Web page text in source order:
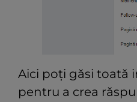
Aici poți găsi toată
pentru a crea